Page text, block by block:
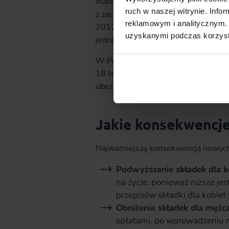
ruch w naszej witrynie.
reklamowym i
uzyskanymi podczas
z zasadą równego traktowania i
2012 roku zakłady ubezpieczeń w
jednolite składki dla kobiet i
W Polsce dostosowano do tego
18 tej ustawy jednoznacznie
ubezpieczeniowych i świadczeń nie
Jakie
Najważniejszą konsekwencją
Podwyższenie składek dla
na życie, ponieważ niższe
przepisów składki dla kobiet
Obniżenie składek dla
opłatami, po wprowadzeniu